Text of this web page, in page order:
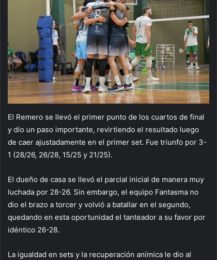
El Remero se llevó el primer punto de los cuartos de final
y dio un paso importante, revirtiendo el resultado luego
de caer ajustadamente en el primer set. Fue triunfo por 3-
1 (28/26, 26/28, 15/25 y 21/25).
El dueño de casa se llevó el parcial inicial de manera muy
luchada por 28-26. Sin embargo, el equipo Fantasma no
dio el brazo a torcer y volvió a batallar en el segundo,
quedando en esta oportunidad el tanteador a su favor por
idéntico 26-28.
La igualdad en sets y la recuperación anímica le dio al